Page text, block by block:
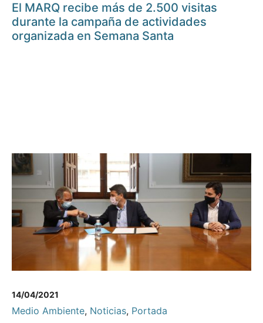
El MARQ recibe más de 2.500 visitas
durante la campaña de actividades
organizada en Semana Santa
14/04/2021
Medio Ambiente, Noticias, Portada